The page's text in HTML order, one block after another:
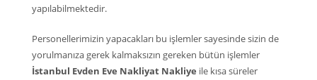
yapılabilmektedir.
Personellerimizin yapacakları bu işlemler sayesinde sizin de
yorulmanıza gerek kalmaksızın gereken bütün işlemler
İstanbul Evden Eve Nakliyat Nakliye ile kısa süreler